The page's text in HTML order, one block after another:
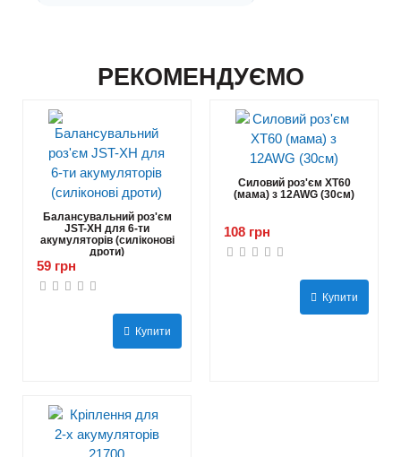
РЕКОМЕНДУЄМО
Балансувальний роз'єм
JST-XH для 6-ти
акумуляторів (силіконові
дроти)
59 грн
Купити
Силовий роз'єм XT60
(мама) з 12AWG (30см)
108 грн
Купити